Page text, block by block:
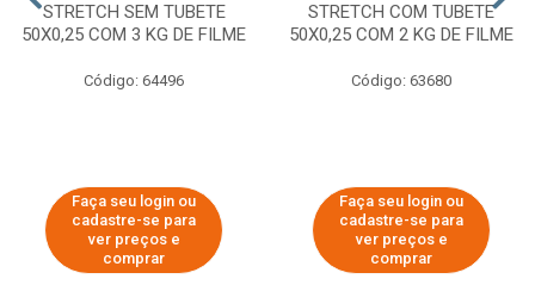
STRETCH SEM TUBETE
50X0,25 COM 3 KG DE FILME
Código: 64496
Faça seu login ou
cadastre-se para
ver preços e
comprar
STRETCH COM TUBETE
50X0,25 COM 2 KG DE FILME
Código: 63680
Faça seu login ou
cadastre-se para
ver preços e
comprar